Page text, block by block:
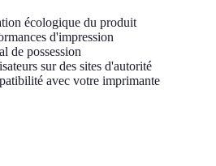
écologique du produit
d'impression
de possession
sur des sites d'autorité
avec votre imprimante